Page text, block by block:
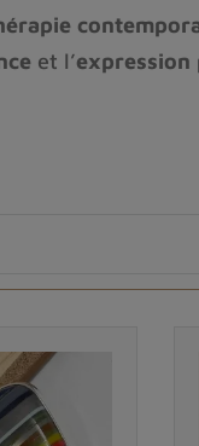
et l’expression